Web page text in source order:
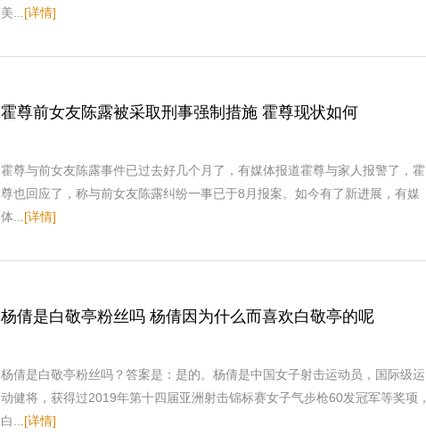
美... [详情]
霍尊前女友陈露被采取刑事强制措施 霍尊现状如何
霍尊与前女友陈露事件已过去好几个月了，有媒体报道霍尊与家人报警了，霍
尊也回应了，称与前女友陈露纠纷一事已于8月报案。如今有了新进展，有媒
体... [详情]
杨倩是白敬亭粉丝吗 杨倩因为什么而喜欢白敬亭的呢
杨倩是白敬亭粉丝吗？答案是：是的。杨倩是中国女子射击运动员，国际级运
动健将，获得过2019年第十四届亚洲射击锦标赛女子气步枪60发冠军等奖项，
白... [详情]